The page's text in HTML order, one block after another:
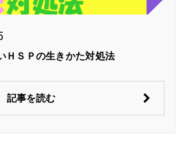
ＨＳＰの生きかた対処法
記事を読む